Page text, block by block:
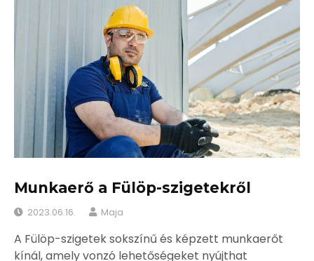
Munkaerő a Fülöp-szigetekről
2023.06.16. Maja
A Fülöp-szigetek sokszínű és képzett munkaerőt
kínál, amely vonzó lehetőségeket nyújthat